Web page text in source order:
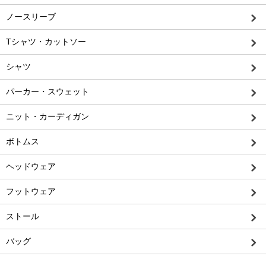
ノースリーブ
Tシャツ・カットソー
シャツ
パーカー・スウェット
ニット・カーディガン
ボトムス
ヘッドウェア
フットウェア
ストール
バッグ